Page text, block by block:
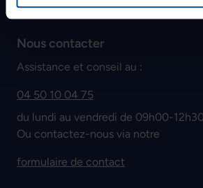
Nous contacter
Assistance et conseil au :
04 50 10 04 75
du lundi au vendredi de 09h00-
Ou contactez-nous via notre
formulaire de contact